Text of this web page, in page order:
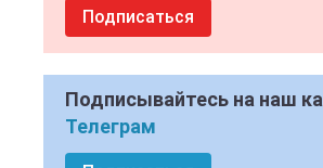
Подписаться
Подписывайтесь на наш
Телеграм